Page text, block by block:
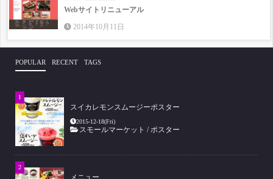
Webサイトリニューアル
2014年10月11日
POPULAR RECENT TAGS
スイカレモンスムージーポスター
2015-12-18(Fri)
スモールマーケット /ポスター